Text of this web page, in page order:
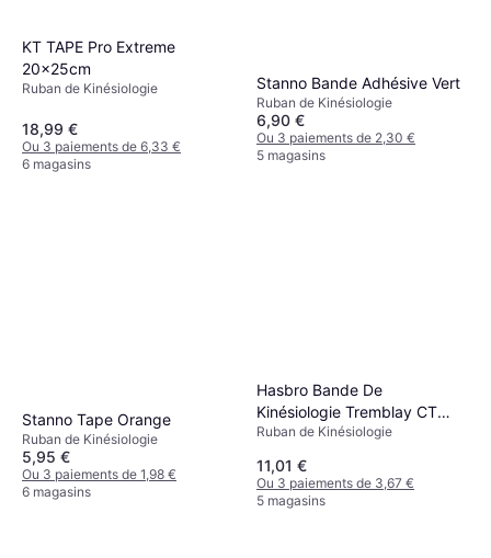
KT TAPE Pro Extreme
20x25cm
Ruban de Kinésiologie
18,99 €
Ou 3 paiements de 6,33 €
6 magasins
Stanno Bande Adhésive Vert
Ruban de Kinésiologie
6,90 €
Ou 3 paiements de 2,30 €
5 magasins
Stanno Tape Orange
Ruban de Kinésiologie
5,95 €
Ou 3 paiements de 1,98 €
6 magasins
Hasbro Bande De
Kinésiologie Tremblay CT
Vert
Ruban de Kinésiologie
11,01 €
Ou 3 paiements de 3,67 €
5 magasins